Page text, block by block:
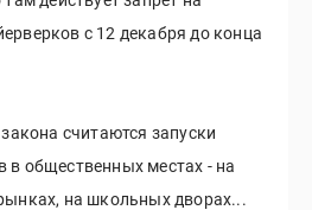
с 12 декабря до конца
считаются запуски
в общественных местах - на
на школьных дворах...